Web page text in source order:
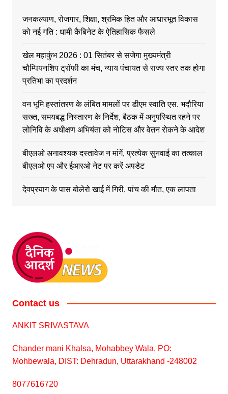
जनकल्याण, रोजगार, शिक्षा, श्रमिक हित और आधारभूत विकास
को नई गति : धामी कैबिनेट के ऐतिहासिक फैसले
खेल महाकुंभ 2026 : 01 सितंबर से सजेगा मुख्यमंत्री
चौम्पियनशिप ट्रॉफी का मंच, न्याय पंचायत से राज्य स्तर तक होगा
प्रतिभा का प्रदर्शन
वन भूमि हस्तांतरण के लंबित मामलों पर डीएम स्वाति एस. भदौरिया
सख्त, समयबद्ध निस्तारण के निर्देश, बैठक में अनुपस्थित रहने पर
लोनिवि के अधीक्षण अभियंता को नोटिस और वेतन रोकने के आदेश
बीएलओ अनावश्यक दस्तावेज न मांगें, प्रत्येक सुनवाई का तत्काल
बीएलओ एप और ईआरओ नेट पर करें अपडेट
देवप्रयाग के पास बोलेरो खाई में गिरी, पांच की मौत, एक लापता
Contact us
ANKIT SRIVASTAVA
Chander mani Khalsa, Mohabbey Wala, PO:
Mohbewala, DIST: Dehradun, Uttarakhand -248002
8077616720